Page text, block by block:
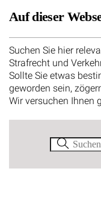
Auf dieser
Suchen Sie hier
Strafrecht und
Sollte Sie etwas
geworden sein,
Wir versuchen Ihnen